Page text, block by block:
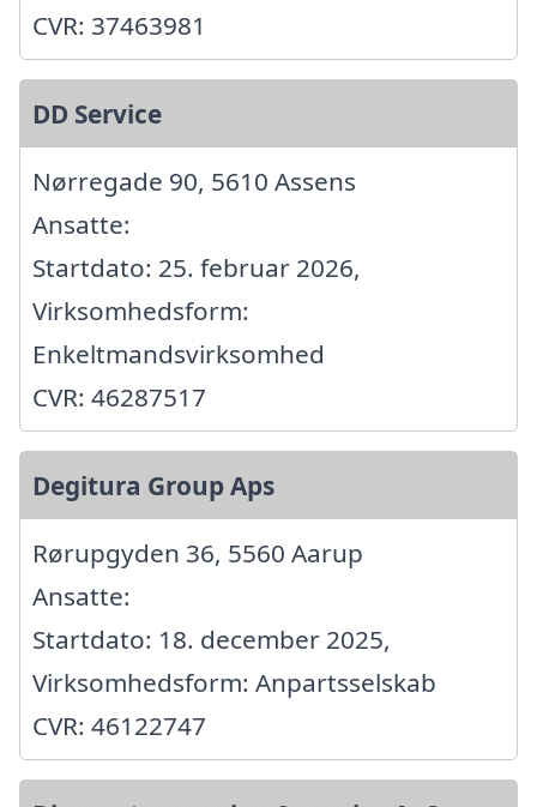
CVR: 37463981
DD Service
Nørregade 90, 5610 Assens
Ansatte:
Startdato: 25. februar 2026,
Virksomhedsform:
Enkeltmandsvirksomhed
CVR: 46287517
Degitura Group Aps
Rørupgyden 36, 5560 Aarup
Ansatte:
Startdato: 18. december 2025,
Virksomhedsform: Anpartsselskab
CVR: 46122747